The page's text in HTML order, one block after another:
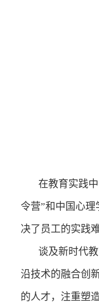
在教育实践
令营”和中国心理
决了员工的实践
谈及新时代
沿技术的融合创
的人才，注重塑